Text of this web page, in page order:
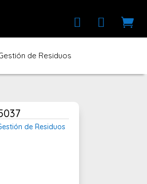
  
de Residuos
de Residuos